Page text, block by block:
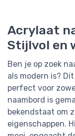
Acrylaat
Stijlvol en
Ben je op zoek
als modern is?
perfect voor
naambord is
bekendstaat om
eigenschappen.